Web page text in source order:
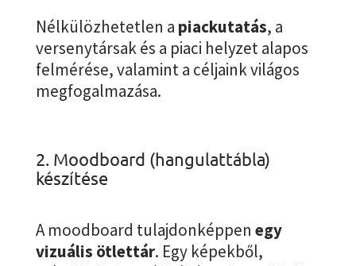
Nélkülözhetetlen a piackutatás, a
versenytársak és a piaci helyzet alapos
felmérése, valamint a céljaink világos
megfogalmazása.
2. Moodboard (hangulattábla)
készítése
A moodboard tulajdonképpen egy
vizuális ötlettár. Egy képekből,